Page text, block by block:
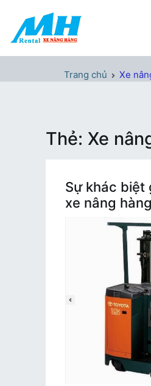
nội
Xe Nâng Hàng MH Rental
Trang chủ Xe
Thẻ: Xe
Sự khác biệt
xe nâng